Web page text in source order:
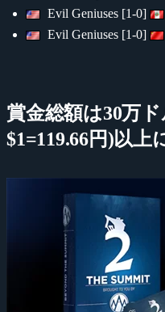
Evil Geniuses [1-0]
Evil Geniuses [1-0]
賞金総額は30万ド
$1=119.66円)以上